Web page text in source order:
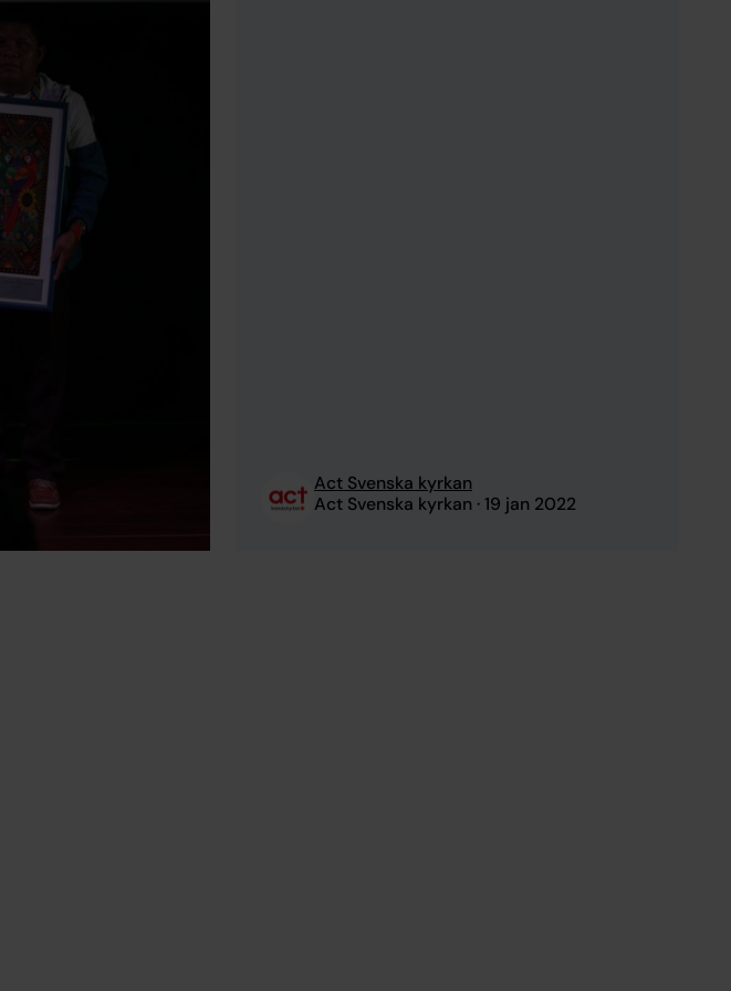
Act Svenska kyrkan
Act Svenska kyrkan 19 jan 2022